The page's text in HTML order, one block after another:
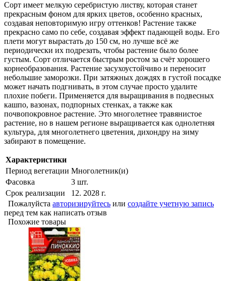
Сорт имеет мелкую серебристую листву, которая станет
прекрасным фоном для ярких цветов, особенно красных,
создавая неповторимую игру оттенков! Растение также
прекрасно само по себе, создавая эффект падающей воды. Его
плети могут вырастать до 150 см, но лучше всё же
периодически их подрезать, чтобы растение было более
густым. Сорт отличается быстрым ростом за счёт хорошего
корнеобразования. Растение засухоустойчиво и переносит
небольшие заморозки. При затяжных дождях в густой посадке
может начать подгнивать, в этом случае просто удалите
плохие побеги. Применяется для выращивания в подвесных
кашпо, вазонах, подпорных стенках, а также как
почвопокровное растение. Это многолетнее травянистое
растение, но в нашем регионе выращивается как однолетняя
культура, для многолетнего цветения, дихондру на зиму
забирают в помещение.
Характеристики
Период вегетации Многолетник(и)
Фасовка
3 шт.
Срок реализации
12. 2028 г.
Пожалуйста авторизируйтесь или создайте учетную запись
перед тем как написать отзыв
Похожие товары